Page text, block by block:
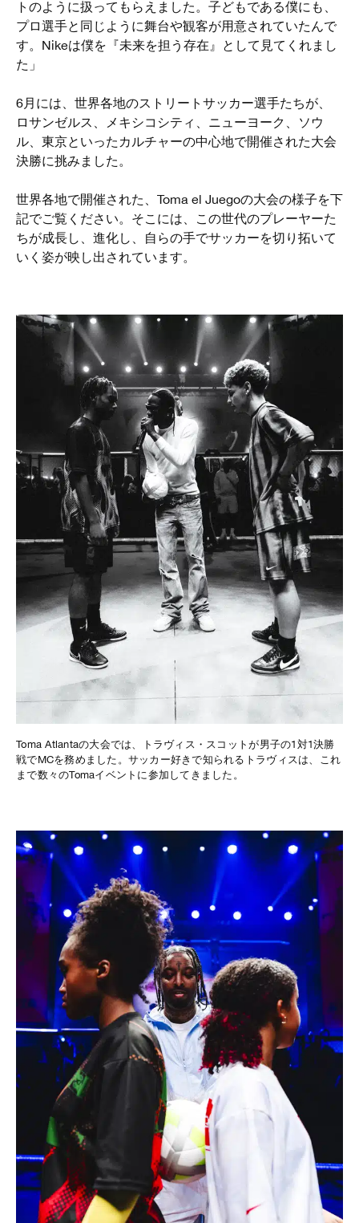
トのように扱ってもらえました。子どもである僕にも、
プロ選手と同じように舞台や観客が用意されていたんで
す。Nikeは僕を『未来を担う存在』として見てくれまし
た」
6月には、世界各地のストリートサッカー選手たちが、
ロサンゼルス、メキシコシティ、ニューヨーク、ソウ
ル、東京といったカルチャーの中心地で開催された大会
決勝に挑みました。
世界各地で開催された、Toma el Juegoの大会の様子を下
記でご覧ください。そこには、この世代のプレーヤーた
ちが成長し、進化し、自らの手でサッカーを切り拓いて
いく姿が映し出されています。
Toma Atlantaの大会では、トラヴィス・スコットが男子の1対1決勝
戦でMCを務めました。サッカー好きで知られるトラヴィスは、これ
まで数々のTomaイベントに参加してきました。